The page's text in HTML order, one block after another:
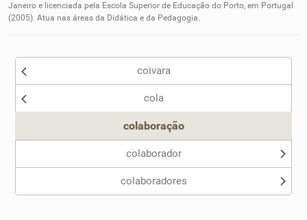
Outro
Janeiro e licenciada pela Escola Superior de Educação do Porto, em Portugal
(2005). Atua nas áreas da Didática e da Pedagogia.
coivara
cola
colaboração
colaborador
colaboradores